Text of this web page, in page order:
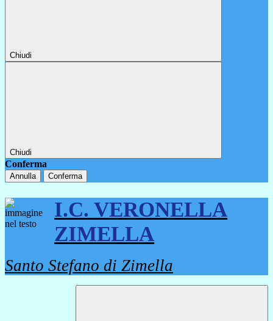
Chiudi
Chiudi
Conferma
Annulla Conferma
I.C. VERONELLA
ZIMELLA
Santo Stefano di Zimella